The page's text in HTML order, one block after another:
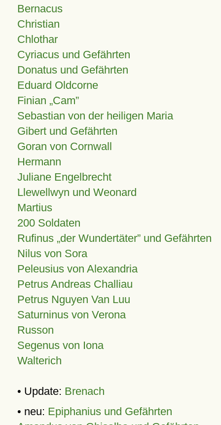
Bernacus
Christian
Chlothar
Cyriacus und Gefährten
Donatus und Gefährten
Eduard Oldcorne
Finian Cam
Sebastian von der heiligen Maria
Gibert und Gefährten
Goran von Cornwall
Hermann
Juliane Engelbrecht
Llewellwyn und Weonard
Martius
200 Soldaten
Rufinus „der Wundertäter” und Gefährten
Nilus von Sora
Peleusius von Alexandria
Petrus Andreas Challiau
Petrus Nguyen Van Luu
Saturninus von Verona
Russon
Segenus von Iona
Walterich
• Update: Brenach
• neu: Epiphanius und Gefährten